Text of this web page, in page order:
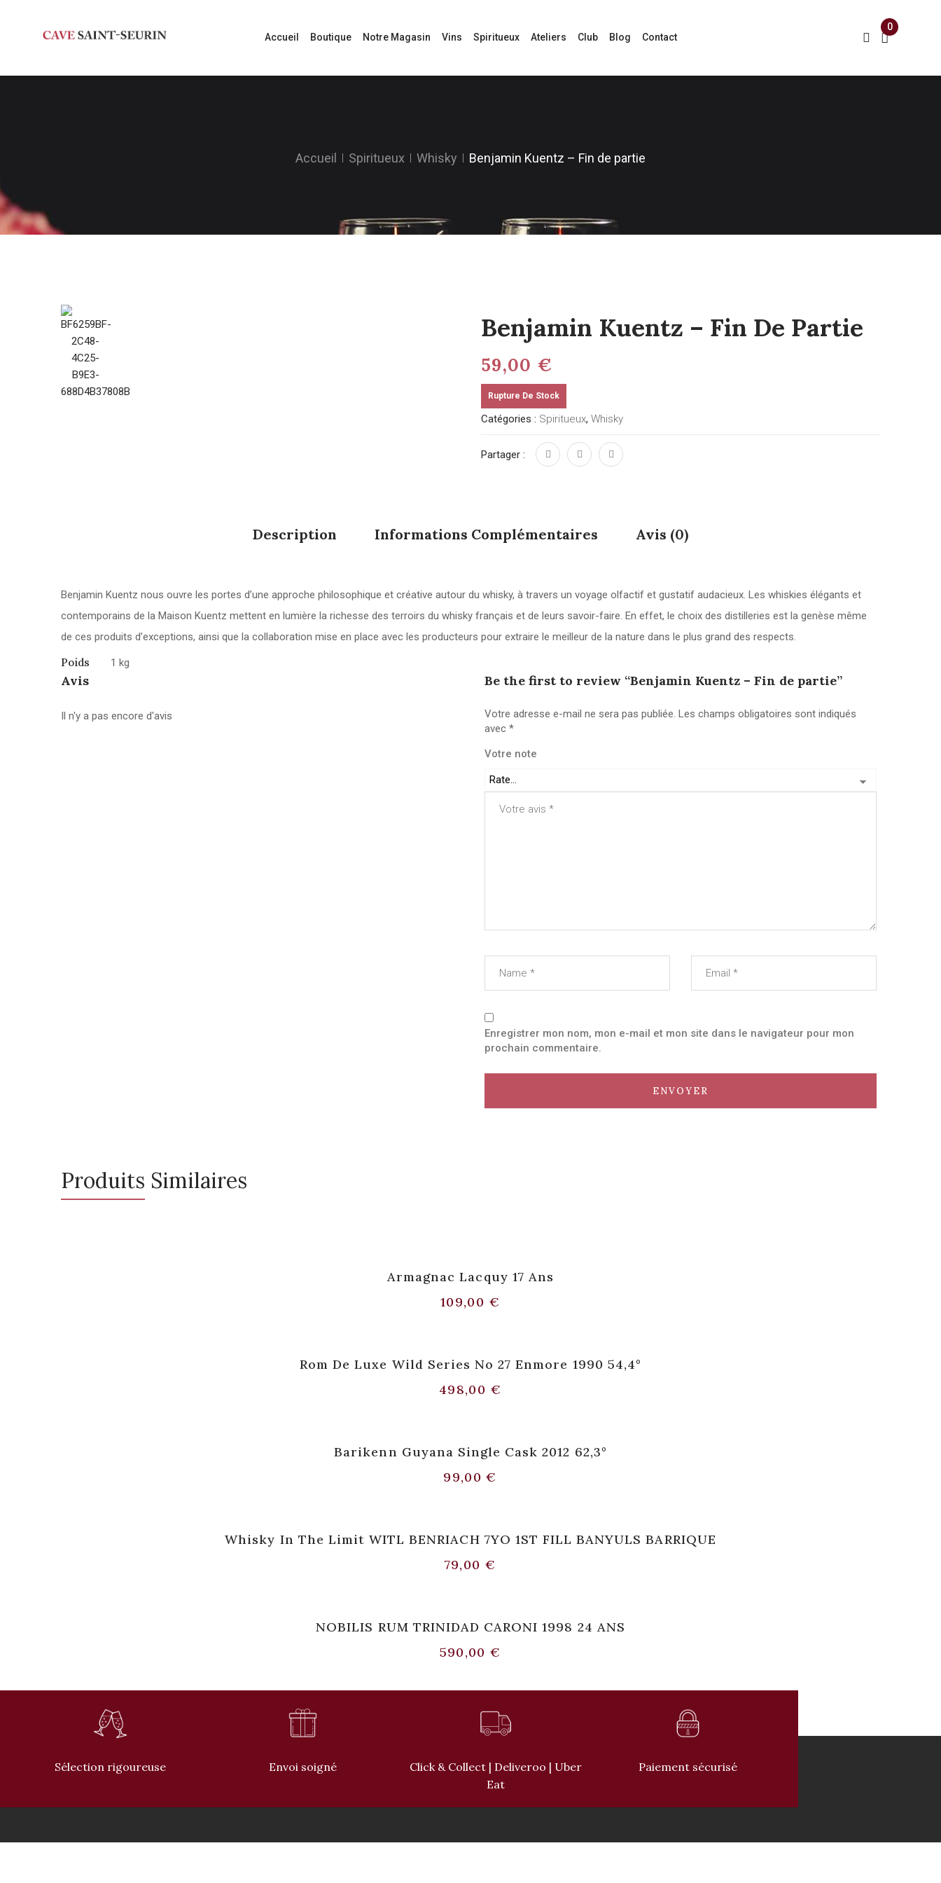
Accueil Boutique Notre Magasin Vins Spiritueux Ateliers Club Blog Contact
0
Accueil Spiritueux Whisky Benjamin Kuentz – Fin de partie
Benjamin Kuentz – Fin De Partie
59,00 €
Rupture De Stock
Catégories : Spiritueux, Whisky
Partager :
Description Informations Complémentaires Avis (0)
Benjamin Kuentz nous ouvre les portes d’une approche philosophique et créative autour du whisky, à travers un voyage olfactif et gustatif audacieux. Les whiskies élégants et
contemporains de la Maison Kuentz mettent en lumière la richesse des terroirs du whisky français et de leurs savoir-faire. En effet, le choix des distilleries est la genèse même
de ces produits d’exceptions, ainsi que la collaboration mise en place avec les producteurs pour extraire le meilleur de la nature dans le plus grand des respects.
Poids 1 kg
Avis
Il n'y a pas encore d'avis
Be the first to review “Benjamin Kuentz – Fin de partie”
Votre adresse e-mail ne sera pas publiée. Les champs obligatoires sont indiqués
avec *
Votre note
Enregistrer mon nom, mon e-mail et mon site dans le navigateur pour mon
prochain commentaire.
Produits Similaires
Armagnac Lacquy 17 Ans
109,00 €
Rom De Luxe Wild Series No 27 Enmore 1990 54,4°
498,00 €
Barikenn Guyana Single Cask 2012 62,3°
99,00€
Whisky In The Limit WITL BENRIACH 7YO 1ST FILL BANYULS BARRIQUE
79,00 €
NOBILIS RUM TRINIDAD CARONI 1998 24 ANS
590,00€
Sélection rigoureuse Envoi soigné
Click & Collect | Deliveroo | Uber
Eat
Paiement sécurisé